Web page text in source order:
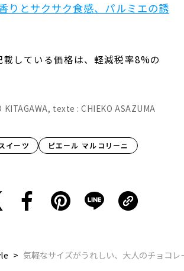
りとサクサク食感、パルミエの誘
している価格は、軽減税率8%の
texte : CHIEKO ASAZUMA
イーツ
ピエール マルコリーニ
気軽なサイズがうれしい、大人のチョコレ